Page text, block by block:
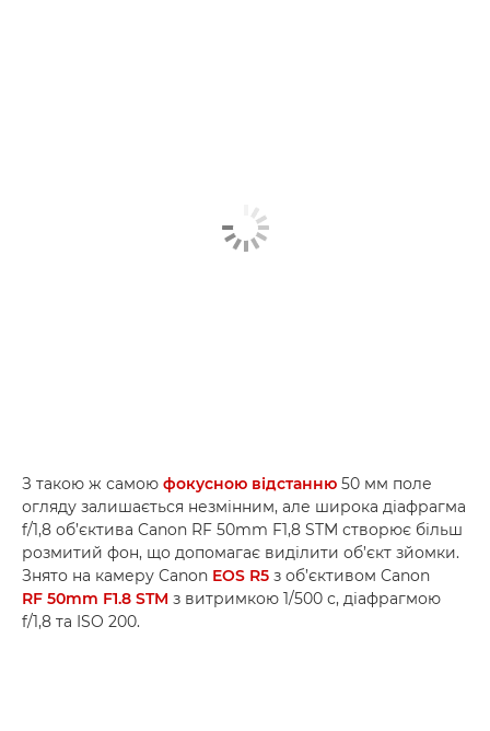
З такою ж самою фокусною відстанню 50 мм поле
огляду залишається незмінним, але широка діафрагма
f/1,8 об’єктива Canon RF 50mm F1,8 STM створює більш
розмитий фон, що допомагає виділити об’єкт зйомки.
Знято на камеру Canon EOS R5 з об’єктивом Canon
RF 50mm F1.8 STM з витримкою 1/500 с, діафрагмою
f/1,8 та ISO 200.